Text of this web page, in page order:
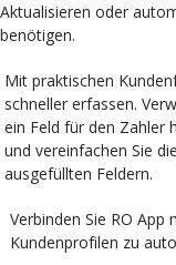
Aktualisieren oder
benötigen.
Mit praktischen
schneller erfassen.
ein Feld für den Zahler
und vereinfachen Sie
ausgefüllten Feldern.
Verbinden Sie RO
Kundenprofilen zu